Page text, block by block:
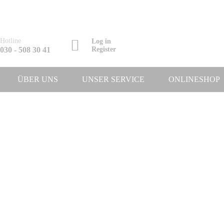
Hotline
030 - 508 30 41
Log in
Register
ÜBER UNS UNSER SERVICE ONLINESHOP